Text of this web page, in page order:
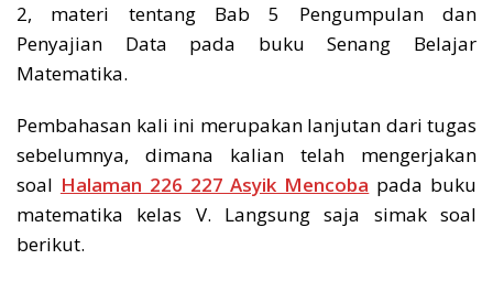
2, materi tentang Bab 5 Pengumpulan dan
Penyajian Data pada buku Senang Belajar
Matematika.
Pembahasan kali ini merupakan lanjutan dari tugas
sebelumnya, dimana kalian telah mengerjakan
soal Halaman 226 227 Asyik Mencoba pada buku
matematika kelas V. Langsung saja simak soal
berikut.